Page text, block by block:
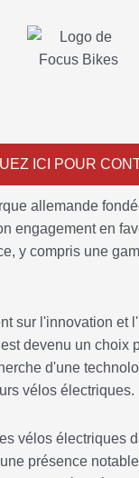
ICI POUR
allemande
engagement en
y compris une
sur l'innovation et
devenu un choix
d'une
vélos électriques.
vélos électriques
présence